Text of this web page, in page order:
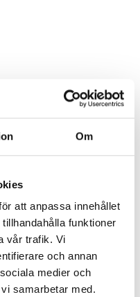
Om
att anpassa innehållet
funktioner
vår trafik. Vi
och annan
medier och
samarbetar med.
viken direkt ut i
både Viborgska viken
Med effektiverad
via Viborgska viken
lika mycket som de
i
för fosforrening
utfördes i